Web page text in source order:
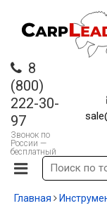
8
(800)
222-30-
97
Звонок по
России —
бесплатный
Главная